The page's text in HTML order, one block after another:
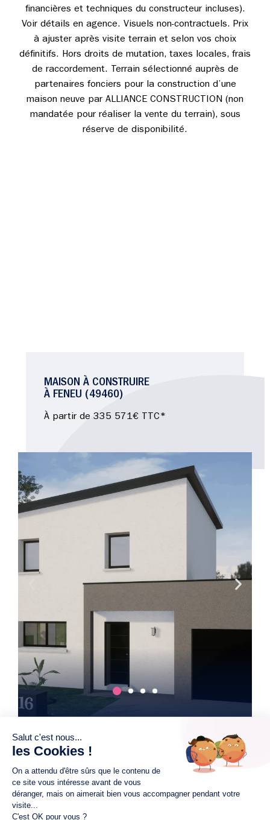
financières et techniques du constructeur incluses).
Voir détails en agence. Visuels non-contractuels. Prix
à ajuster après visite terrain et selon vos choix
définitifs. Hors droits de mutation, taxes locales, frais
de raccordement. Terrain sélectionné auprès de
partenaires fonciers pour la construction d’une
maison neuve par ALLIANCE CONSTRUCTION (non
mandatée pour réaliser la vente du terrain), sous
réserve de disponibilité.
MAISON À CONSTRUIRE
À FENEU (49460)
À partir de 335 571€ TTC*